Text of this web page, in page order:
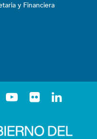
y Financiera